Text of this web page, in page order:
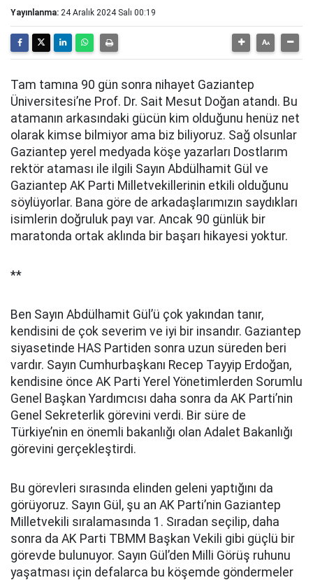
Yayınlanma: 24 Aralık 2024 Salı 00:19
Tam tamına 90 gün sonra nihayet Gaziantep
Üniversitesi’ne Prof. Dr. Sait Mesut Doğan atandı. Bu
atamanın arkasındaki gücün kim olduğunu henüz net
olarak kimse bilmiyor ama biz biliyoruz. Sağ olsunlar
Gaziantep yerel medyada köşe yazarları Dostlarım
rektör ataması ile ilgili Sayın Abdülhamit Gül ve
Gaziantep AK Parti Milletvekillerinin etkili olduğunu
söylüyorlar. Bana göre de arkadaşlarımızın saydıkları
isimlerin doğruluk payı var. Ancak 90 günlük bir
maratonda ortak aklında bir başarı hikayesi yoktur.
**
Ben Sayın Abdülhamit Gül’ü çok yakından tanır,
kendisini de çok severim ve iyi bir insandır. Gaziantep
siyasetinde HAS Partiden sonra uzun süreden beri
vardır. Sayın Cumhurbaşkanı Recep Tayyip Erdoğan,
kendisine önce AK Parti Yerel Yönetimlerden Sorumlu
Genel Başkan Yardımcısı daha sonra da AK Parti’nin
Genel Sekreterlik görevini verdi. Bir süre de
Türkiye’nin en önemli bakanlığı olan Adalet Bakanlığı
görevini gerçekleştirdi.
Bu görevleri sırasında elinden geleni yaptığını da
görüyoruz. Sayın Gül, şu an AK Parti’nin Gaziantep
Milletvekili sıralamasında 1. Sıradan seçilip, daha
sonra da AK Parti TBMM Başkan Vekili gibi güçlü bir
görevde bulunuyor. Sayın Gül’den Milli Görüş ruhunu
yaşatması için defalarca bu köşemde göndermeler